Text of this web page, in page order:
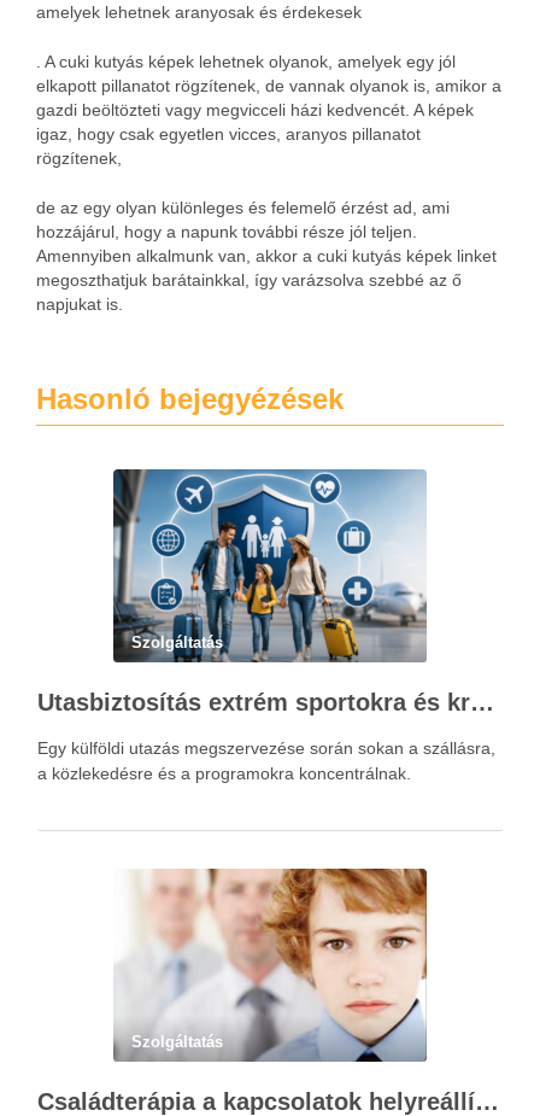
amelyek lehetnek aranyosak és érdekesek
A cuki kutyás képek lehetnek olyanok, amelyek egy jól
elkapott pillanatot rögzítenek, de vannak olyanok is, amikor a
gazdi beöltözteti vagy megvicceli házi kedvencét. A képek
igaz, hogy csak egyetlen vicces, aranyos pillanatot
rögzítenek,
de az egy olyan különleges és felemelő érzést ad, ami
hozzájárul, hogy a napunk további része jól teljen.
Amennyiben alkalmunk van, akkor a cuki kutyás képek linket
megoszthatjuk barátainkkal, így varázsolva szebbé az ő
napjukat is.
Hasonló bejegyézések
Szolgáltatás
Utasbiztosítás extrém sportokra és krónikus betegségek esetén: mire figyelj utazás előtt?
Egy külföldi utazás megszervezése során sokan a szállásra,
a közlekedésre és a programokra koncentrálnak.
Szolgáltatás
Családterápia a kapcsolatok helyreállításért